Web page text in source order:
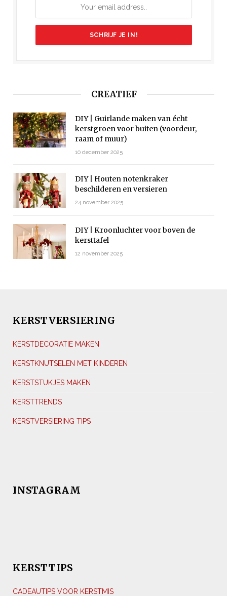
CREATIEF
DIY | Guirlande maken van écht
kerstgroen voor buiten (voordeur,
raam of muur)
10 december 2025
DIY | Houten notenkraker
beschilderen en versieren
24 november 2025
DIY | Kroonluchter voor boven de
kersttafel
12 november 2025
KERSTVERSIERING
KERSTDECORATIE MAKEN
KERSTKNUTSELEN MET KINDEREN
KERSTSTUKJES MAKEN
KERSTTRENDS
KERSTVERSIERING TIPS
INSTAGRAM
KERSTTIPS
CADEAUTIPS VOOR KERSTMIS